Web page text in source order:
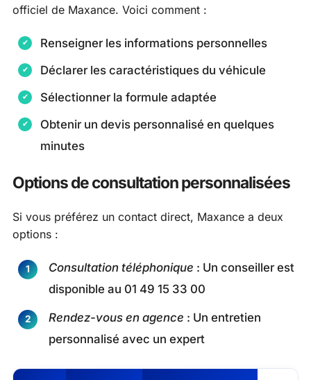
officiel de Maxance. Voici comment :
Renseigner les informations personnelles
Déclarer les caractéristiques du véhicule
Sélectionner la formule adaptée
Obtenir un devis personnalisé en quelques
minutes
Options de consultation personnalisées
Si vous préférez un contact direct, Maxance a deux
options :
Consultation téléphonique : Un conseiller est
disponible au 01 49 15 33 00
Rendez-vous en agence : Un entretien
personnalisé avec un expert